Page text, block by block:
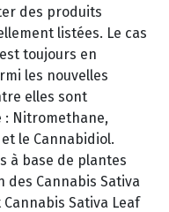
des produits
listées. Le cas
toujours en
les nouvelles
elles sont
: Nitromethane,
le Cannabidiol.
à base de plantes
des Cannabis Sativa
Cannabis Sativa Leaf